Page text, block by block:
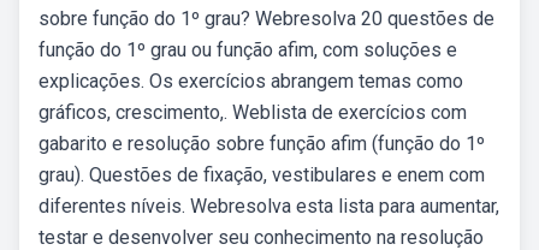
sobre função do 1º grau? Webresolva 20 questões de
função do 1º grau ou função afim, com soluções e
explicações. Os exercícios abrangem temas como
gráficos, crescimento,. Weblista de exercícios com
gabarito e resolução sobre função afim (função do 1º
grau). Questões de fixação, vestibulares e enem com
diferentes níveis. Webresolva esta lista para aumentar,
testar e desenvolver seu conhecimento na resolução